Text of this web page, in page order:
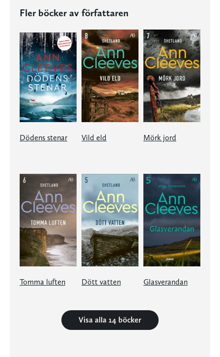
Fler böcker av författaren
Dödens stenar Vild eld Mörk jord
Tomma luften Dött vatten Glasverandan
Visa alla 14 böcker